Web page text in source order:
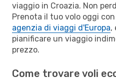
viaggio in Croazia. Non
Prenota il tuo volo oggi con
agenzia di viaggi d'Europa,
pianificare un viaggio
prezzo.
Come trovare voli